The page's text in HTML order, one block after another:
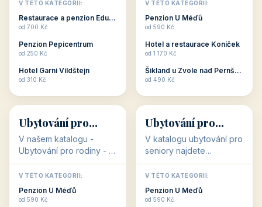
dovolenou přímo
souvisejí. Aktivní
odpočinek jso...
V TÉTO KATEGORII:
Restaurace a penzion Eduard
od 700 Kč
Penzion Pepicentrum
od 250 Kč
Hotel Garni Vildštejn
od 310 Kč
cenově dostupné
ubytování v ČR. Budete
c...
V TÉTO KATEGORII:
Penzion U Méďů
od 590 Kč
Hotel a restaurace Koníček
od 1 170 Kč
Šikland u Zvole nad Pernštejnem
od 490 Kč
👨‍👩‍👧‍👦
👨‍👩‍👧‍👦
34 objektů
Ubytování pro
rodiny
V našem katalogu -
Ubytování pro rodiny -
jsou pro Vás připraveny
objekty, které svojí
polohou či vybaveností,
nabízí klidné ubytování
V TÉTO KATEGORII:
Penzion U Méďů
od 590 Kč
🧓
🧓
33 objektů
Ubytování pro
seniory
V katalogu ubytování pro
seniory najdete
penziony a hotely, které
jsou přizpůsobeny pro
ubytování klientů vyššího
věku. Některé z nich
V TÉTO KATEGORII:
Penzion U Méďů
od 590 Kč